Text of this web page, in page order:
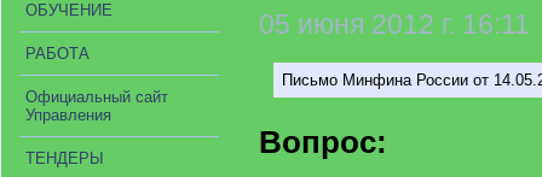
ОБУЧЕНИЕ
РАБОТА
Официальный сайт
Управления
ТЕНДЕРЫ
05 июня 2012 г. 16:11
Письмо Минфина России от
Вопрос: